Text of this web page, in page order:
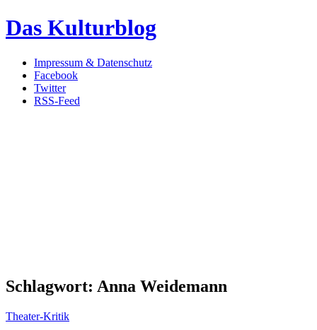
Das Kulturblog
Impressum & Datenschutz
Facebook
Twitter
RSS-Feed
Schlagwort: Anna Weidemann
Theater-Kritik